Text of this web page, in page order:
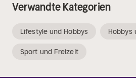
Verwandte Kategorien
Lifestyle und Hobbys Hobbys
Sport und Freizeit